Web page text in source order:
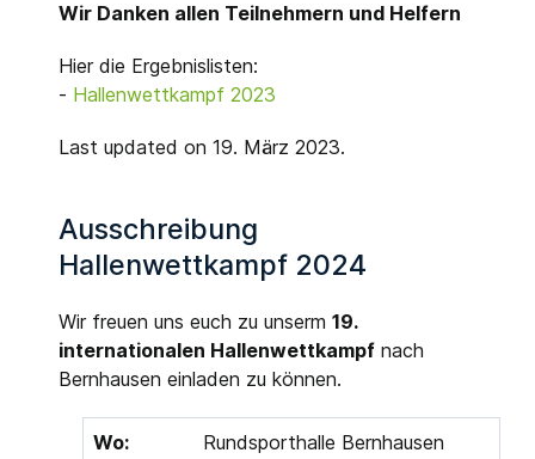
Wir Danken allen Teilnehmern und Helfern
Hier die Ergebnislisten:
- Hallenwettkampf 2023
Last updated on 19. März 2023.
Ausschreibung
Hallenwettkampf 2024
Wir freuen uns euch zu unserm 19.
internationalen Hallenwettkampf nach
Bernhausen einladen zu können.
Wo:
Rundsporthalle Bernhausen